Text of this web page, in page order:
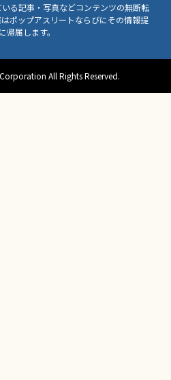
る記事・写真などコンテンツの無断転
ポップアスリートならびにその情報提
帰属します。
All Rights Reserved.